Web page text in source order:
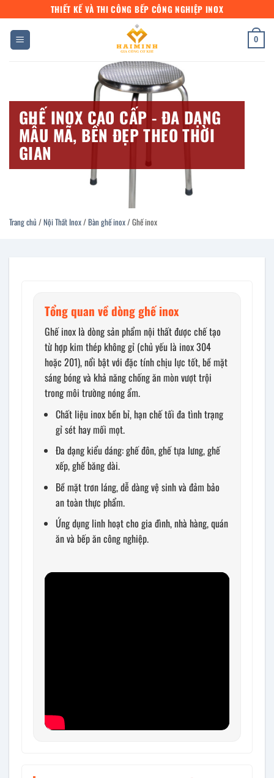
qua
dung
THIẾT KẾ VÀ THI CÔNG BẾP CÔNG NGHIỆP INOX
0
GHẾ INOX CAO CẤP - ĐA DẠNG
MẪU MÃ, BỀN ĐẸP THEO THỜI
GIAN
Trang chủ /Nội Thất Inox/Bàn ghế inox/Ghế inox
Tổng quan về dòng ghế inox
Ghế inox là dòng sản phẩm nội thất được chế tạo
từ hợp kim thép không gỉ (chủ yếu là inox 304
hoặc 201), nổi bật với đặc tính chịu lực tốt, bề mặt
sáng bóng và khả năng chống ăn mòn vượt trội
trong môi trường nóng ẩm.
Chất liệu inox bền bỉ, hạn chế tối đa tình trạng
gỉ sét hay mối mọt.
Đa dạng kiểu dáng: ghế đôn, ghế tựa lưng, ghế
xếp, ghế băng dài.
Bề mặt trơn láng, dễ dàng vệ sinh và đảm bảo
an toàn thực phẩm.
Ứng dụng linh hoạt cho gia đình, nhà hàng, quán
ăn và bếp ăn công nghiệp.